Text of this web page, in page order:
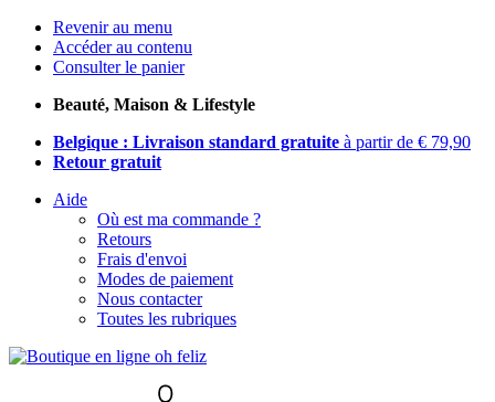
Revenir au menu
Accéder au contenu
Consulter le panier
Beauté, Maison & Lifestyle
Belgique : Livraison standard gratuite à partir de € 79,90
Retour gratuit
Aide
Où est ma commande ?
Retours
Frais d'envoi
Modes de paiement
Nous contacter
Toutes les rubriques